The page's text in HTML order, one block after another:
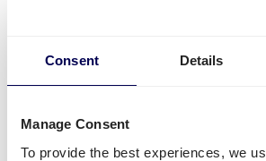
Consent Details
Manage Consent
To provide the best experiences, we
Auswirkungen auf den
liegen sowohl die City-Logistik